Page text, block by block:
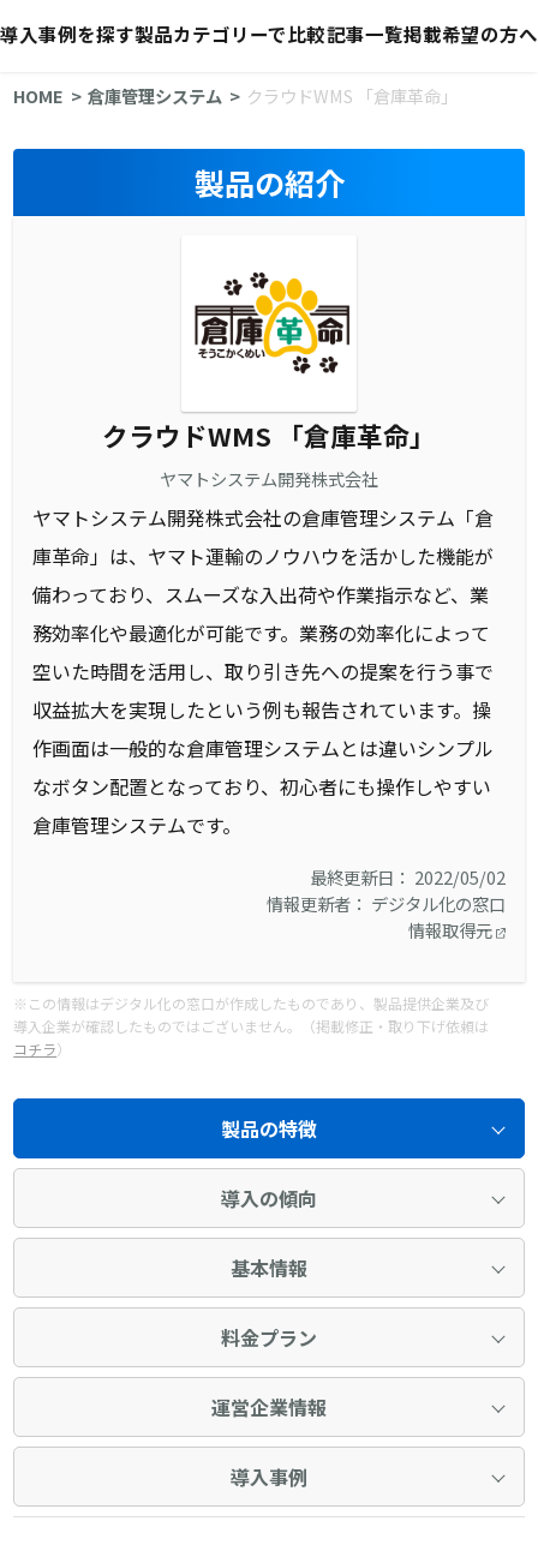
導入事例を探す製品カテゴリーで比較記事一覧掲載希望の方へ
HOME 倉庫管理システム クラウドWMS 「倉庫革命」
製品の紹介
クラウドWMS 「倉庫革命」
ヤマトシステム開発株式会社
ヤマトシステム開発株式会社の倉庫管理システム「倉
庫革命」は、ヤマト運輸のノウハウを活かした機能が
備わっており、スムーズな入出荷や作業指示など、業
務効率化や最適化が可能です。業務の効率化によって
空いた時間を活用し、取り引き先への提案を行う事で
収益拡大を実現したという例も報告されています。操
作画面は一般的な倉庫管理システムとは違いシンプル
なボタン配置となっており、初心者にも操作しやすい
倉庫管理システムです。
最終更新日： 2022/05/02
情報更新者： デジタル化の窓口
情報取得元
※この情報はデジタル化の窓口が作成したものであり、製品提供企業及び
導入企業が確認したものではございません。（掲載修正・取り下げ依頼は
コチラ）
製品の特徴
導入の傾向
基本情報
料金プラン
運営企業情報
導入事例